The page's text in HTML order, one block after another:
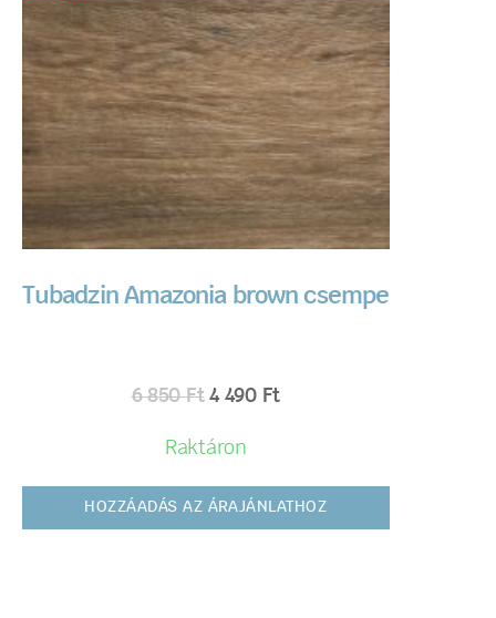
Tubadzin Amazonia brown csempe
6 850Ft 4 490 Ft
Raktáron
HOZZÁADÁS AZ ÁRAJÁNLATHOZ